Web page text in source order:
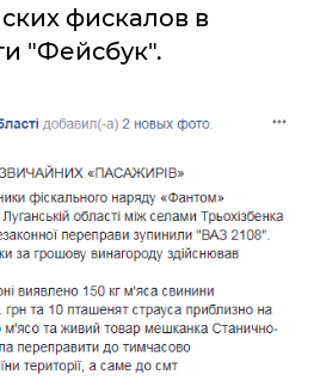
фискалов в
"Фейсбук".